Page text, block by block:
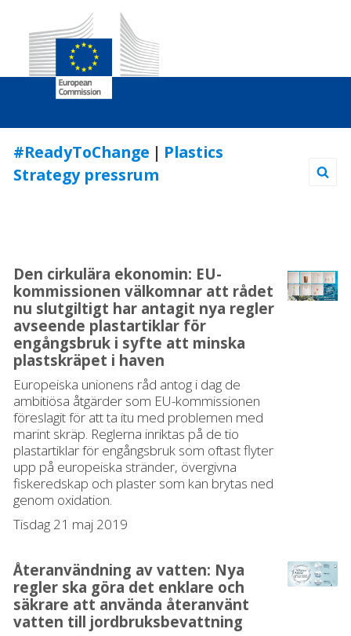
to
Content
#ReadyToChange | Plastics
Strategy pressrum
Den cirkulära ekonomin: EU-
kommissionen välkomnar att rådet
nu slutgiltigt har antagit nya regler
avseende plastartiklar för
engångsbruk i syfte att minska
plastskräpet i haven
Europeiska unionens råd antog i dag de
ambitiösa åtgärder som EU-kommissionen
föreslagit för att ta itu med problemen med
marint skräp. Reglerna inriktas på de tio
plastartiklar för engångsbruk som oftast flyter
upp på europeiska stränder, övergivna
fiskeredskap och plaster som kan brytas ned
genom oxidation.
Tisdag 21 maj 2019
Återanvändning av vatten: Nya
regler ska göra det enklare och
säkrare att använda återanvänt
vatten till jordbruksbevattning